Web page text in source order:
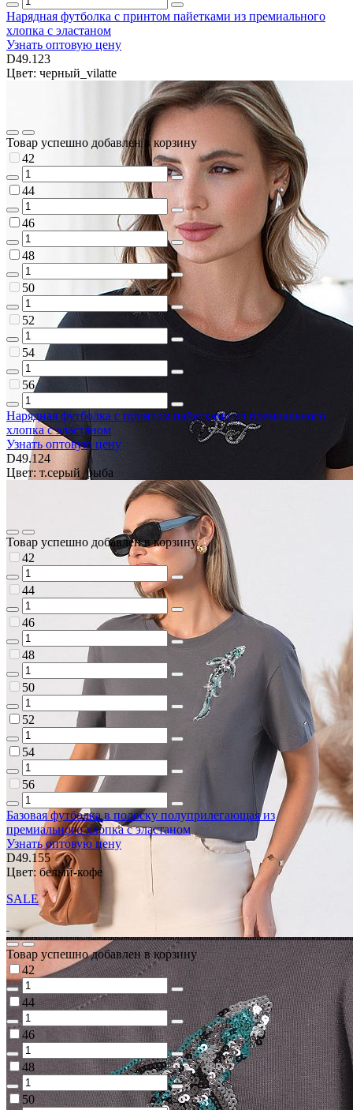
Нарядная футболка с принтом пайетками из премиального
хлопка с эластаном
Узнать оптовую цену
D49.123
Цвет: черный_vilatte
Товар успешно добавлен в корзину
42
44
46
48
50
52
54
56
Нарядная футболка с принтом пайетками из премиального
хлопка с эластаном
Узнать оптовую цену
D49.124
Цвет: т.серый_рыба
Товар успешно добавлен в корзину
42
44
46
48
50
52
54
56
Базовая футболка в полоску полуприлегающая из
премиального хлопка с эластаном
Узнать оптовую цену
D49.155
Цвет: белый-кофе
SALE
Товар успешно добавлен в корзину
42
44
46
48
50